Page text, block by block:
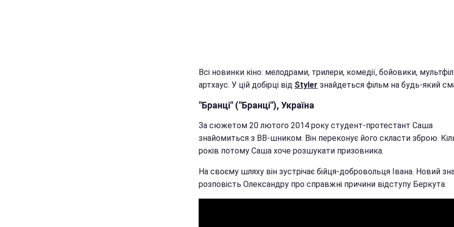
Всі новинки кіно: мелодрами, трилери, комедії, бойовики,
артхаус. У цій добірці від Styler знайдеться фільм на будь-який
"Бранці" ("Бранці"), Україна
За сюжетом 20 лютого 2014 року студент-протестант Саша
знайомиться з ВВ-шником. Він переконує його скласти зброю.
років потому Саша хоче розшукати призовника.
На своєму шляху він зустрічає бійця-добровольця Івана. Новий
розповість Олександру про справжні причини відступу Беркута.